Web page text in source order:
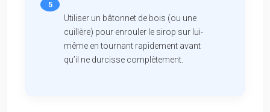
Utiliser un bâtonnet de bois (ou une
cuillère) pour enrouler le sirop sur lui-
même en tournant rapidement avant
qu’il ne durcisse complètement.